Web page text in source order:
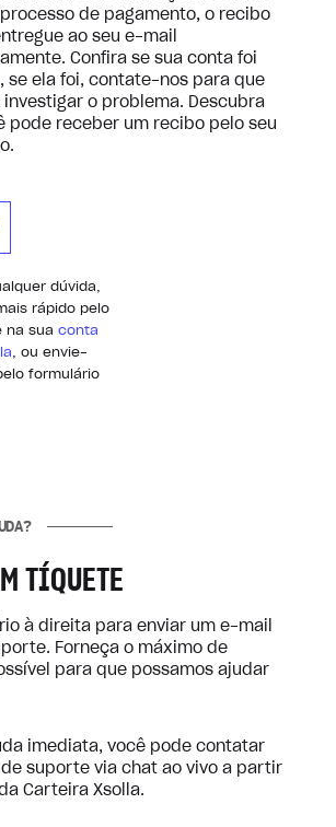
de pagamento, o recibo
ao seu e-mail
Confira se sua conta foi
se ela foi, contate-nos para que
investigar o problema. Descubra
pode receber um recibo pelo seu
dúvida,
rápido pelo
na sua conta
, ou envie-
formulário
TÍQUETE
à direita para enviar um e-mail
Forneça o máximo de
para que possamos ajudar
imediata, você pode contatar
suporte via chat ao vivo a partir
Carteira Xsolla.